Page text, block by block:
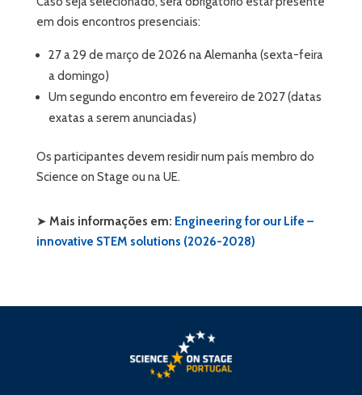
em dois encontros presenciais:
27 a 29 de março de 2026 na Alemanha (sexta-feira
a domingo)
Um segundo encontro em fevereiro de 2027 (datas
exatas a serem anunciadas)
Os participantes devem residir num país membro do
Science on Stage ou na UE.
➤ Mais informações em: Engineering for our Life –
innovative STEM solutions (2026-2028)